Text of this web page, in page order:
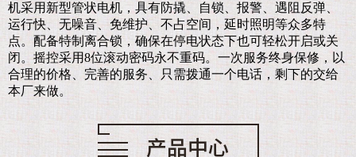
机采用新型管状电机，具有防撬、自锁、报警、遇阻反弹、
运行快、无噪音、免维护、不占空间，延时照明等众多特
点。配备特制离合锁，确保在停电状态下也可轻松开启或关
闭。摇控采用8位滚动密码永不重码。一次服务终身保修，以
合理的价格、完善的服务、只需拨通一个电话，剩下的交给
本厂来做。